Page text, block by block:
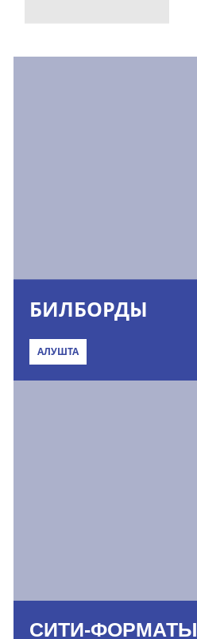
БИЛБОРДЫ
АЛУШТА
СИТИ-ФОРМАТЫ